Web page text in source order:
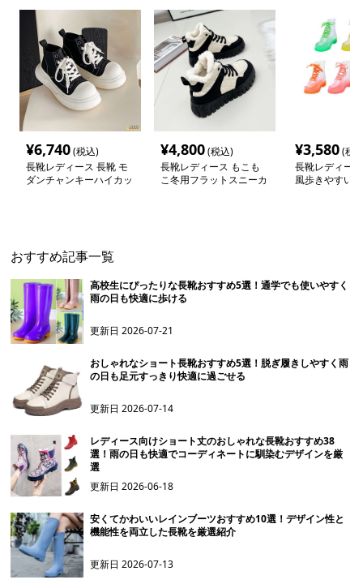
¥6,740(税込)
長靴レディース 長靴 モ
ダンチャンキーハイカッ
¥4,800(税込)
長靴レディース もこも
こ冬用フラットスニーカ
¥3,580(税
長靴レディー
風歩きやすい
おすすめ記事一覧
高校生にぴったりな長靴おすすめ5選！通学でも使いやすく
雨の日も快適に歩ける
更新日2026-07-21
おしゃれなショート長靴おすすめ5選！脱ぎ履きしやすく雨
の日も足元すっきり快適に過ごせる
更新日2026-07-14
レディース向けショート丈のおしゃれな長靴おすすめ38
選！雨の日も快適でコーディネートに馴染むデザインを厳
選
更新日2026-06-18
安くてかわいいレインブーツおすすめ10選！デザイン性と
機能性を両立した長靴を厳選紹介
更新日2026-07-13